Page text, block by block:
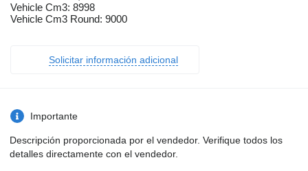
Vehicle Cm3: 8998
Vehicle Cm3 Round: 9000
Solicitar información adicional
Importante
Descripción proporcionada por el vendedor. Verifique todos los
detalles directamente con el vendedor.